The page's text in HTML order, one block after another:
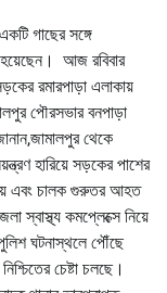
গাছের সঙ্গে
হয়েছেন। আজ রবিবার
রমারপাড়া এলাকায়
পৌরসভার বনপাড়া
থেকে
হারিয়ে সড়কের পাশের
এবং চালক গুরুতর আহত
স্বাস্থ্য কমপ্লেক্সে নিয়ে
ঘটনাস্থলে পৌঁছে
চেষ্টা চলছে।